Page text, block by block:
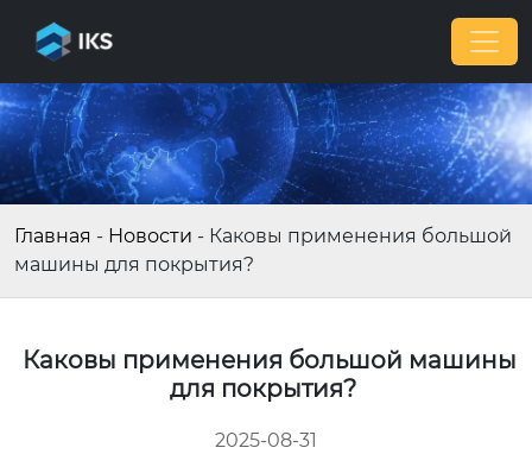
Главная - Новости - Каковы применения большой
машины для покрытия?
Каковы применения большой машины
для покрытия?
2025-08-31